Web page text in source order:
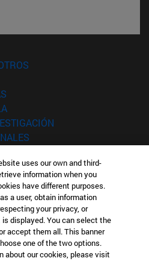
(abre en nueva ventana)
uses our own and third-
information when you
have different purposes.
a user, obtain information
your privacy, or
displayed. You can select the
accept them all. This banner
one of the two options.
about our cookies, please visit